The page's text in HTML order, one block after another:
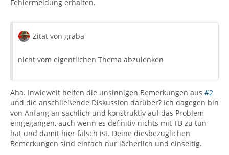
Fehlermeldung erhalten.
Zitat von graba
nicht vom eigentlichen Thema abzulenken
Aha. Inwieweit helfen die unsinnigen Bemerkungen aus #2
und die anschließende Diskussion darüber? Ich dagegen bin
von Anfang an sachlich und konstruktiv auf das Problem
eingegangen, auch wenn es definitiv nichts mit TB zu tun
hat und damit hier falsch ist. Deine diesbezüglichen
Bemerkungen sind einfach nur lächerlich und einseitig.